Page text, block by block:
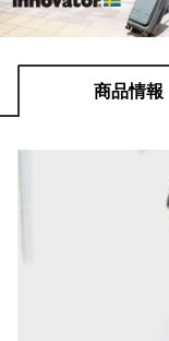
商品情報